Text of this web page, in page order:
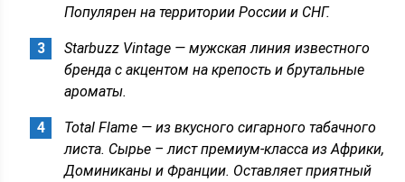
Популярен на территории России и СНГ.
Starbuzz Vintage — мужская линия известного
бренда с акцентом на крепость и брутальные
ароматы.
Total Flame — из вкусного сигарного табачного
листа. Сырье – лист премиум-класса из Африки,
Доминиканы и Франции. Оставляет приятный